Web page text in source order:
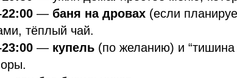
— баня на дровах (если
тёплый чай.
— купель (по желанию) и “тишина